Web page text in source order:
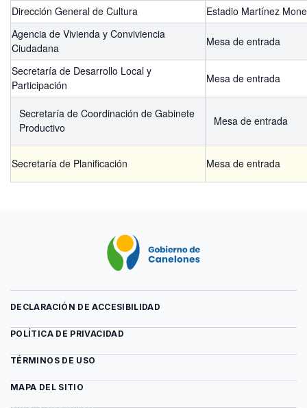
Dirección General de Cultura
Estadio Martínez
Agencia de Vivienda y Conviviencia
Ciudadana
Mesa de entrada
Secretaría de Desarrollo Local y
Participación
Mesa de entrada
Secretaría de Coordinación de Gabinete
Productivo
Mesa de entrada
Secretaría de Planificación Mesa de entrada
DECLARACIÓN DE ACCESIBILIDAD
POLÍTICA DE PRIVACIDAD
TÉRMINOS DE USO
MAPA DEL SITIO